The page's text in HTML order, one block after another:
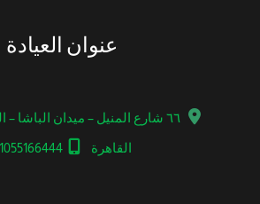
عنوان العيادة
٦٦ شارع المنيل – ميدان الباشا
القاهرة